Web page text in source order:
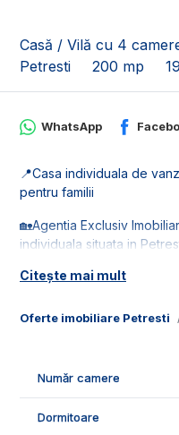
Casă / Vilă cu 4
Petresti
200 mp
Oferte imobiliare Petresti
WhatsApp
📍Casa individuala de
pentru familii
🏡Agentia Exclusiv
individuala situata in
si canalizare.
- 3 dormitoare;
- 1 bucatarie;
Citește mai mult
Număr camere
Dormitoare